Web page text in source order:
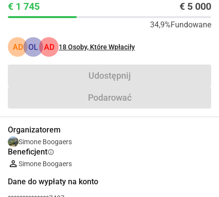
€ 1 745 € 5 000
34,9%Fundowane
AD OL AD 18Osoby, Które Wpłaciły
Udostępnij
Podarować
Organizatorem
Simone Boogaers
Beneficjentinfo
Simone Boogaers
Dane do wypłaty na konto